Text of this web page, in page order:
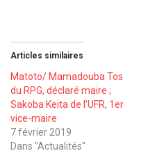
Articles similaires
Matoto/ Mamadouba Tos
du RPG, déclaré maire ;
Sakoba Keita de l’UFR, 1er
vice-maire
7 février 2019
Dans "Actualités"